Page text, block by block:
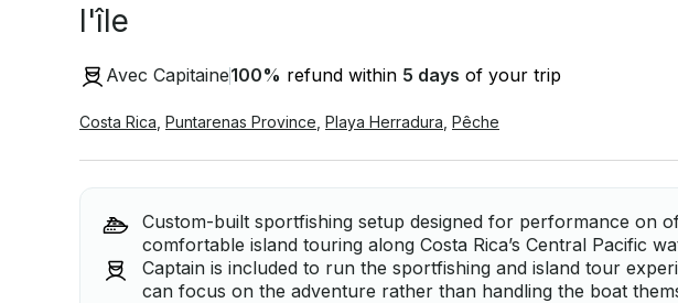
l'île
Avec Capitaine100% refund within 5 days of your trip
Costa Rica Puntarenas Province Playa Herradura Pêche
Custom-built sportfishing setup designed for performance on
comfortable island touring along Costa Rica’s Central Pacific
Captain is included to run the sportfishing and island tour
can focus on the adventure rather than handling the boat